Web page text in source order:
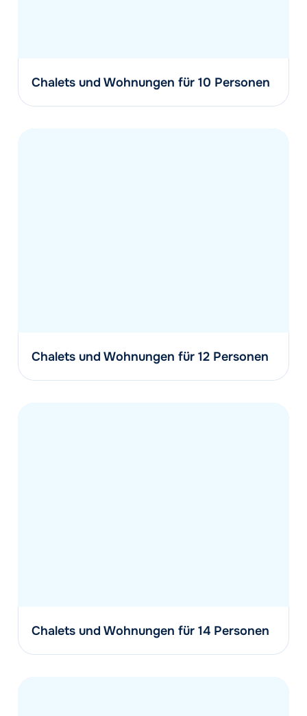
Chalets und Wohnungen für 10 Personen
Chalets und Wohnungen für 12 Personen
Chalets und Wohnungen für 14 Personen